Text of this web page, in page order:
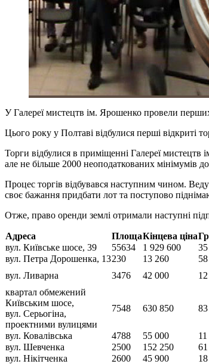
У Галереї мистецтв ім. Ярошенко провели
Цього року у Полтаві відбулися перші
Торги відбулися в приміщенні Галереї
але не більше 2000 неоподаткованих мінімумів
Процес торгів відбувався наступним чином.
своє бажання придбати лот та поступово
Отже, право оренди землі отримали наступні
Адреса ПлощаКінцева ціна
вул. Київське шосе, 39
55634 1 929 600 35
вул. Петра Дорошенка, 13230 13 260 58
вул. Ливарна
3476 42 000 12
квартал обмежений
Київським шосе,
вул. Серьогіна,
проектними вулицями
7548 630 850 83
вул. Ковалівська 4788 55 000 11
вул. Шевченка
2500 152 250 61
вул. Нікітченка
2600 45 900 18